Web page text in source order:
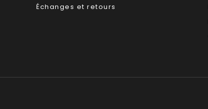
Échanges et retours